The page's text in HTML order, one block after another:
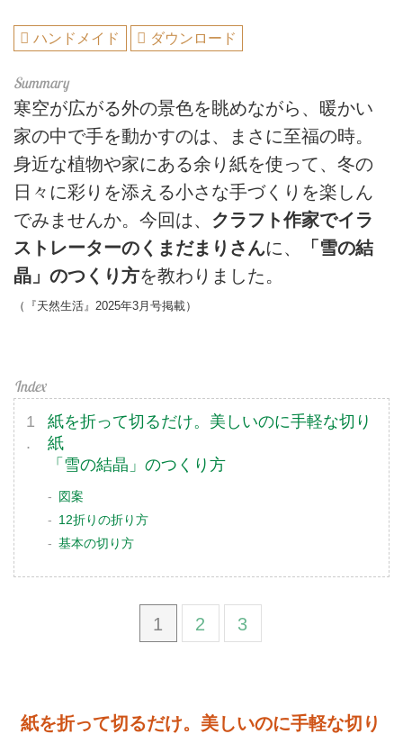
ハンドメイド ダウンロード
寒空が広がる外の景色を眺めながら、暖かい
家の中で手を動かすのは、まさに至福の時。
身近な植物や家にある余り紙を使って、冬の
日々に彩りを添える小さな手づくりを楽しん
でみませんか。今回は、 クラフト作家でイラ
ストレーターのくまだまりさんに、
「雪の結
晶」のつくり方を教わりました。
（『天然生活』2025年3月号掲載）
紙を折って切るだけ。美しいのに手軽な切り
紙
「雪の結晶」のつくり方
図案
12折りの折り方
基本の切り方
1 2 3
紙を折って切るだけ。美しいのに手軽な切り